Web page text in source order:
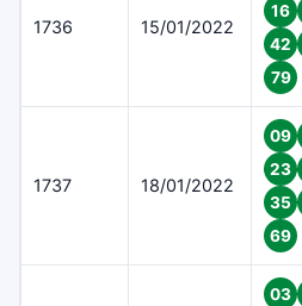
1736 15/01/2022
16
42
79
1737 18/01/2022
09
23
35
69
03